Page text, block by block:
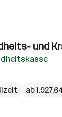
und
ab